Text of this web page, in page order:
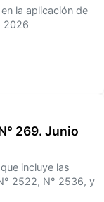
la aplicación de
2026
269. Junio
incluye las
2522, N° 2536, y